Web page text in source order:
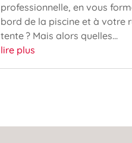
professionnelle, en vous
bord de la piscine et à votre
tente ? Mais alors quelles...
lire plus